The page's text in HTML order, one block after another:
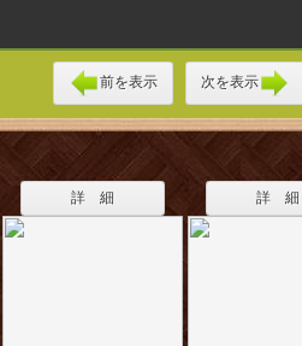
前を表示 次を表示
詳 細 詳 細